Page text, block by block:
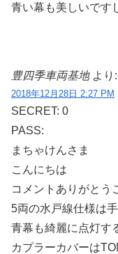
青い幕も美しいです
豊四季車両基地 より:
2018年12月28日 2:27 PM
SECRET: 0
PASS:
まちゃけんさま
こんにちは
コメントありがとう
5両の水戸線仕様は
青幕も綺麗に点灯す
カプラーカバーは